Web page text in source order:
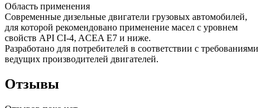
Область применения
Современные дизельные двигатели грузовых автомобилей,
для которой рекомендовано применение масел с уровнем
свойств API CI-4, ACEA E7 и ниже.
Разработано для потребителей в соответствии с требованиями
ведущих производителей двигателей.
Отзывы